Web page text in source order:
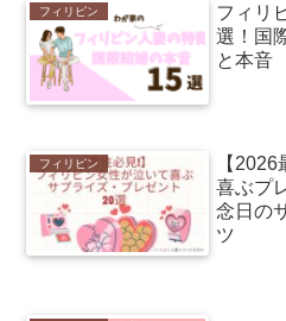
フィリピン
フィリ
選！国
と本音
フィリピン
【
喜ぶプ
念日の
ツ